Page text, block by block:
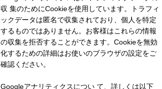
収 集のためにCookieを使用しています。トラフィ
ックデータは匿名で収集されており、個人を特定
するものではありません。お客様はこれらの情報
の収集を拒否することができます。Cookieを無効
化するための詳細はお使いのブラウザの設定をご
確認ください。
Googleアナリティクスについ て、詳しくは以下